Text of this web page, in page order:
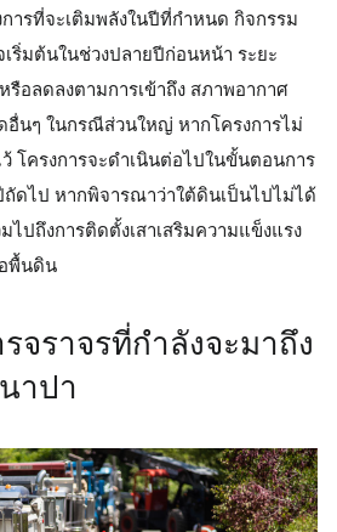
ารที่จะเติมพลังในปีที่กําหนด กิจกรรม
เริ่มต้นในช่วงปลายปีก่อนหน้า ระยะ
อลดลงตามการเข้าถึง สภาพอากาศ
นๆ ในกรณีส่วนใหญ่ หากโครงการไม่
โครงการจะดำเนินต่อไปในขั้นตอนการ
ถัดไป หากพิจารณาว่าใต้ดินเป็นไปไม่ได้
ไปถึงการติดตั้งเสาเสริมความแข็งแรง
พื้นดิน
จราจรที่กําลังจะมาถึง
าปา